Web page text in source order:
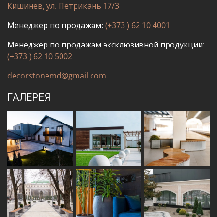
Кишинев, ул. Петрикань 17/3
Менеджер по продажам: (+373 ) 62 10 4001
Менеджер по продажам эксклюзивной продукции:
(+373 ) 62 10 5002
decorstonemd@gmail.com
ГАЛЕРЕЯ